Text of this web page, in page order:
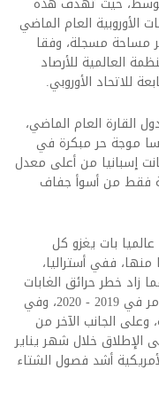
الأوروبية العام الماضي
مساحة مسجلة، وفقا
العالمية للأرصاد
للاتحاد الأوروبي.
القارة العام الماضي،
موجة حر مبكرة في
إسبانيا من أعلى معدل
قليلة فقط من أسوأ جفاف
بات يغزو كل
ففي أستراليا،
درجة مئوية، مما زاد خطر حرائق الغابات
الأسوأ منذ ما عرف بـ"الصيف الأسود" المدمر في 2019 - 2020، وفي
46 درجة مئوية، وعلى الجانب الآخر من
الإطلاق خلال شهر يناير
أشد فصول الشتاء